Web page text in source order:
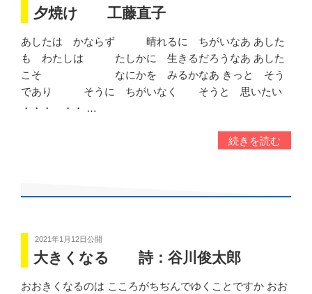
夕焼け 工藤直子
あしたは かならず 晴れるに ちがいなあ あした
も わたしは たしかに 生きるだろうなあ あした
こそ なにかを みるかなあ きっと そう
であり そうに ちがいなく そうと 思いたい
・・・ ・・ …
続きを読む
2021年1月12日公開
大きくなる 詩：谷川俊太郎
おおきくなるのは こころがちぢんでゆくことですか おお